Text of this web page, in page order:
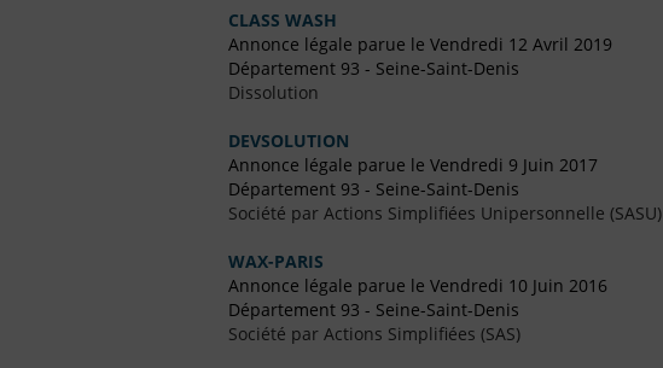
CLASS WASH
Annonce légale parue le Vendredi 12 Avril 2019
Département 93 - Seine-Saint-Denis
Dissolution
DEVSOLUTION
Annonce légale parue le Vendredi 9 Juin 2017
Département 93 - Seine-Saint-Denis
Société par Actions Simplifiées Unipersonnelle (SASU)
WAX-PARIS
Annonce légale parue le Vendredi 10 Juin 2016
Département 93 - Seine-Saint-Denis
Société par Actions Simplifiées (SAS)